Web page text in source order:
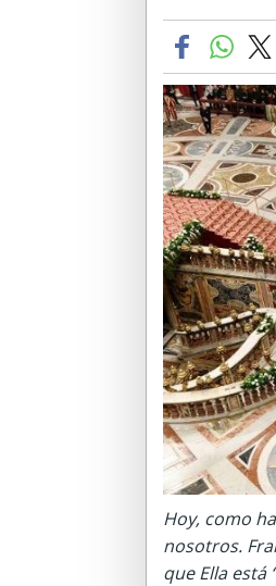
Hoy, como
nosotros.
que Ella